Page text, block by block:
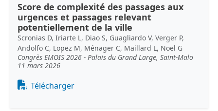
Score de complexité des passages aux
urgences et passages relevant
potentiellement de la ville
Scronias D, Iriarte L, Diao S, Guagliardo V, Verger P,
Andolfo C, Lopez M, Ménager C, Maillard L, Noel G
Congrès EMOIS 2026 - Palais du Grand Large, Saint-Malo
11 mars 2026
Document
Télécharger